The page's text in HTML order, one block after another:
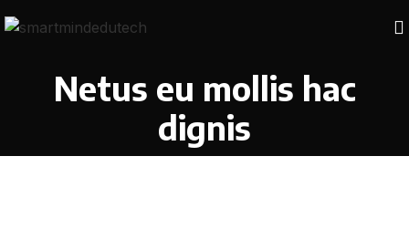
Netus eu mollis hac
dignis